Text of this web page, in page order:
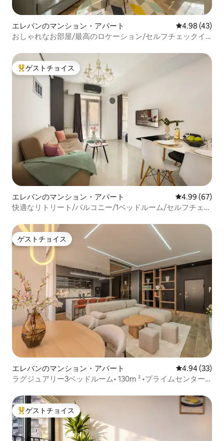
エレバンのマンション・アパート レビュー43
4.98 (43)
おしゃれなお部屋/最高のロケーション/セルフチェックイ
大好評のゲストチョイスです。
ゲストチョイス
エレバンのマンション・アパート レビュー67
4.99 (67)
快適なリトリート/バルコニー/1ベッドルーム/セルフチェッ
ゲストチョイス
ゲストチョイス
エレバンのマンション・アパート レビュー33
4.94 (33)
ラグジュアリー3ベッドルーム• 130m ² •プライムセンター•
大好評のゲストチョイスです。
ゲストチョイス